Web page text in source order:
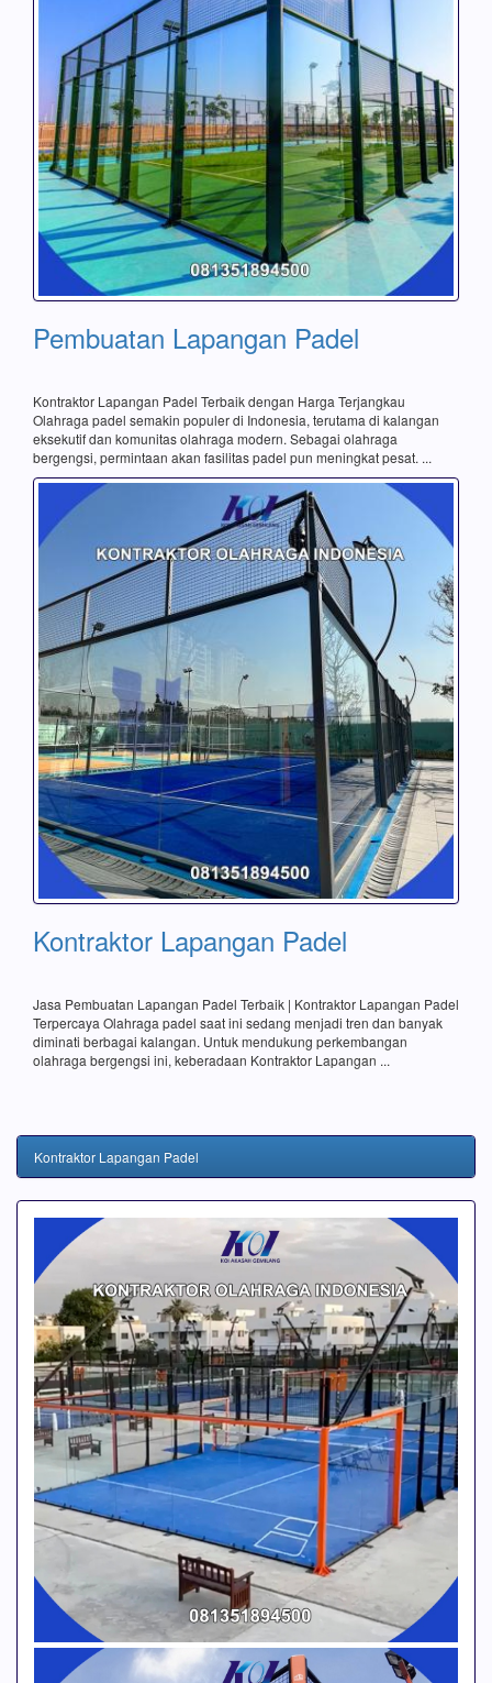
Pembuatan Lapangan Padel
Kontraktor Lapangan Padel Terbaik dengan Harga Terjangkau
Olahraga padel semakin populer di Indonesia, terutama di kalangan
eksekutif dan komunitas olahraga modern. Sebagai olahraga
bergengsi, permintaan akan fasilitas padel pun meningkat pesat. ...
Kontraktor Lapangan Padel
Jasa Pembuatan Lapangan Padel Terbaik | Kontraktor Lapangan Padel
Terpercaya Olahraga padel saat ini sedang menjadi tren dan banyak
diminati berbagai kalangan. Untuk mendukung perkembangan
olahraga bergengsi ini, keberadaan Kontraktor Lapangan ...
Kontraktor Lapangan Padel